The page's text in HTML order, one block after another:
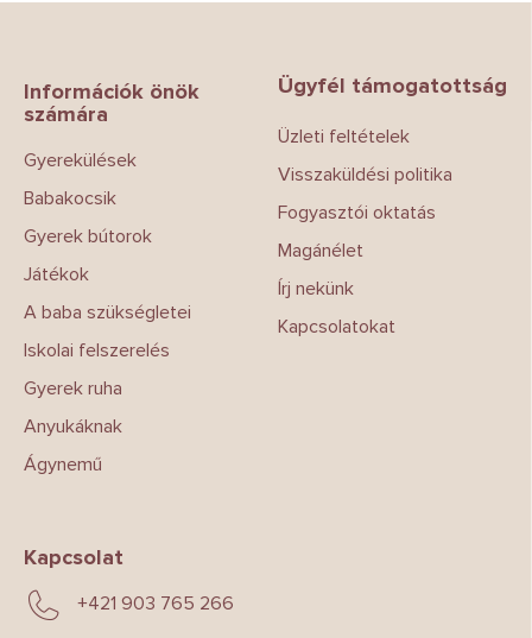
Információk önök
számára
Gyerekülések
Babakocsik
Gyerek bútorok
Játékok
A baba szükségletei
Iskolai felszerelés
Gyerek ruha
Anyukáknak
Ágynemű
Ügyfél támogatottság
Üzleti feltételek
Visszaküldési politika
Fogyasztói oktatás
Magánélet
Írj nekünk
Kapcsolatokat
Kapcsolat
+421 903 765 266